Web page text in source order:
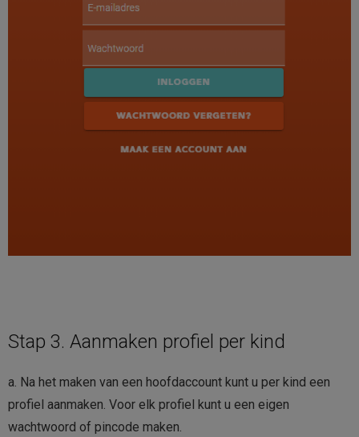
Stap 3. Aanmaken profiel per kind
a. Na het maken van een hoofdaccount kunt u per kind een
profiel aanmaken. Voor elk profiel kunt u een eigen
wachtwoord of pincode maken.